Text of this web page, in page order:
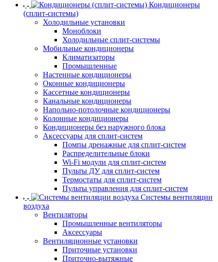
Кондиционеры
(сплит-системы)
Холодильные установки
Моноблоки
Холодильные сплит-системы
Мобильные кондиционеры
Климатизаторы
Промышленные
Настенные кондиционеры
Оконные кондиционеры
Кассетные кондиционеры
Канальные кондиционеры
Напольно-потолочные кондиционеры
Колонные кондиционеры
Кондиционеры без наружного блока
Аксессуары для сплит-систем
Помпы дренажные для сплит-систем
Распределительные блоки
Wi-Fi модули для сплит-систем
Пульты ДУ для сплит-систем
Термостаты для сплит-систем
Пульты управления для сплит-систем
Системы вентиляции
воздуха
Вентиляторы
Промышленные вентиляторы
Аксессуары
Вентиляционные установки
Приточные установки
Приточно-вытяжные